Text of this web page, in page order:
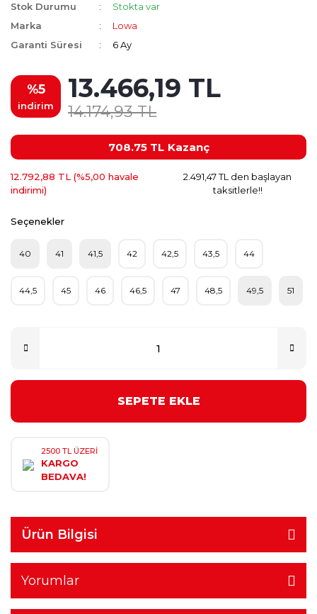
Stok Durumu
Stokta var
Marka
Lowa
Garanti Süresi
6 Ay
%5
indirim
13.466,19 TL
14.174,93 TL
708.75 TL Kazanç
12.792,88 TL (%5,00 havale
indirimi)
2.491,47 TL den başlayan
taksitlerle!!
Seçenekler
40 41 41,5 42 42,5 43,5 44
44,5 45 46 46,5 47 48,5 49,5 51
SEPETE EKLE
2500 TL ÜZERİ
KARGO
BEDAVA!
Ürün Bilgisi
Yorumlar